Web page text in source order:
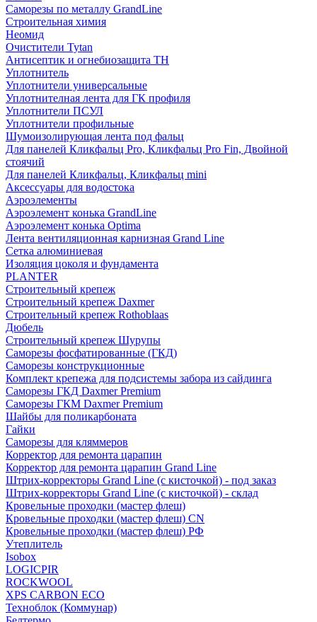
Саморезы по металлу GrandLine
Строительная химия
Неомид
Очистители Tytan
Антисептик и огнебиозащита ТН
Уплотнитель
Уплотнители универсальные
Уплотнителная лента для ГК профиля
Уплотнители ПСУЛ
Уплотнители профильные
Шумоизолирующая лента под фальц
Для панелей Кликфальц Pro, Кликфальц Pro Fin, Двойной
стоячий
Для панелей Кликфальц, Кликфальц mini
Аксессуары для водостока
Аэроэлементы
Аэроэлемент конька GrandLine
Аэроэлемент конька Optima
Лента вентиляционная карнизная Grand Line
Сетка алюминиевая
Изоляция цоколя и фундамента
PLANTER
Строительный крепеж
Строительный крепеж Daxmer
Строительный крепеж Rothoblaas
Дюбель
Строительный крепеж Шурупы
Саморeзы фосфатированные (ГКД)
Саморезы конструкционные
Комплект крепежа для подсистемы забора из сайдинга
Саморезы ГКД Daxmer Premium
Саморезы ГКМ Daxmer Premium
Шайбы для поликарбоната
Гайки
Саморезы для кляммеров
Корректор для ремонта царапин
Корректор для ремонта царапин Grand Line
Штрих-корректоры Grand Line (с кисточкой) - под заказ
Штрих-корректоры Grand Line (с кисточкой) - склад
Кровельные проходки (мастер флеш)
Кровельные проходки (мастер флеш) CN
Кровельные проходки (мастер флеш) РФ
Утеплитель
Isobox
LOGICPIR
ROCKWOOL
XPS CARBON ECO
Техноблок (Коммунар)